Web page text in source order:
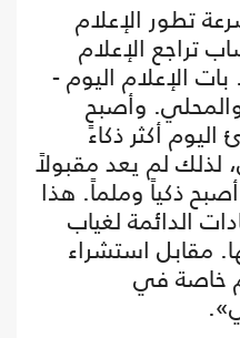
تطور الإعلام
تراجع الإعلام
الإعلام اليوم -
وأصبح
اليوم أكثر ذكاءً
لذلك لم يعد مقبولاً
ذكياً وملماً. هذا
الدائمة لغياب
مقابل استشراء
خاصة في